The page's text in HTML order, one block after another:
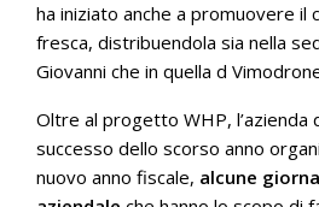
ha iniziato anche a promuovere il
fresca, distribuendola sia nella
Giovanni che in quella d
Oltre al progetto WHP, l’azienda
successo dello scorso anno
nuovo anno fiscale, alcune